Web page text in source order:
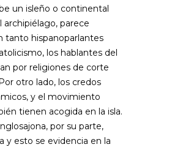
un isleño o continental
archipiélago, parece
tanto hispanoparlantes
los hablantes del
por religiones de corte
otro lado, los credos
y el movimiento
tienen acogida en la isla.
por su parte,
y esto se evidencia en la